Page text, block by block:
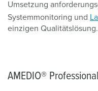
Umsetzung
Systemmonitoring und
einzigen
AMEDIO®